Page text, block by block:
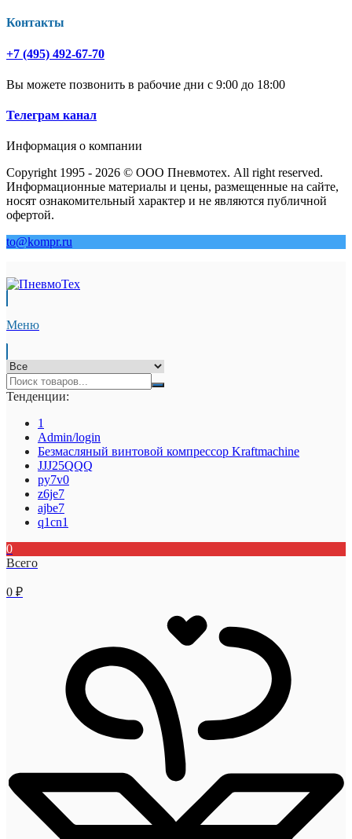
Контакты
+7 (495) 492-67-70
Вы можете позвонить в рабочие дни с 9:00 до 18:00
Телеграм канал
Информация о компании
Copyright 1995 - 2026 © ООО Пневмотех. All right reserved.
Информационные материалы и цены, размещенные на сайте,
носят ознакомительный характер и не являются публичной
офертой.
to@kompr.ru
Меню
Тенденции:
1
Admin/login
Безмасляный винтовой компрессор Kraftmaсhine
JJJ25QQQ
py7v0
z6je7
ajbe7
q1cn1
0
Всего
0 ₽